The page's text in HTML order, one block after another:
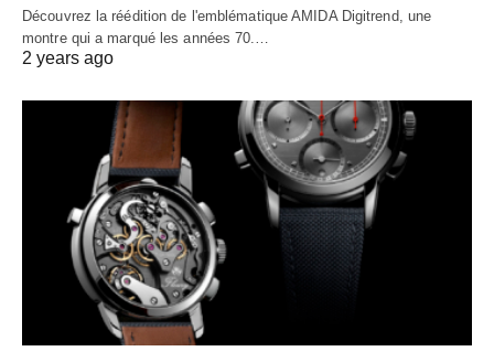
Découvrez la réédition de l'emblématique AMIDA Digitrend, une
montre qui a marqué les années 70.…
2 years ago